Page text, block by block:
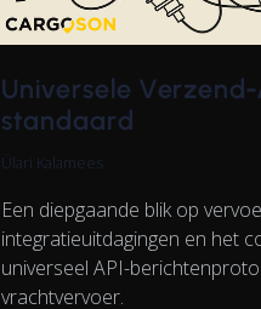
Universele Verzend-
standaard
Ülari Kalamees
Een diepgaande blik op
integratieuitdagingen en het
universeel API-
vrachtvervoer.